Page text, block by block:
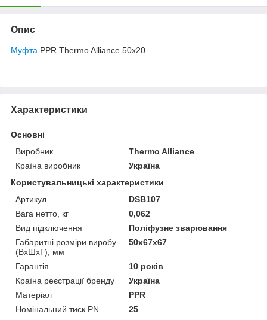
Опис
Муфта PPR Thermo Alliance 50х20
Характеристики
Основні
Виробник
Thermo Alliance
Країна виробник
Україна
Користувальницькі характеристики
Артикул
DSB107
Вага нетто, кг
0,062
Вид підключення
Поліфузне зварювання
Габаритні розміри виробу
(ВхШхГ), мм
50х67х67
Гарантія
10 років
Країна реєстрації бренду
Україна
Матеріал
PPR
Номінальний тиск PN
25